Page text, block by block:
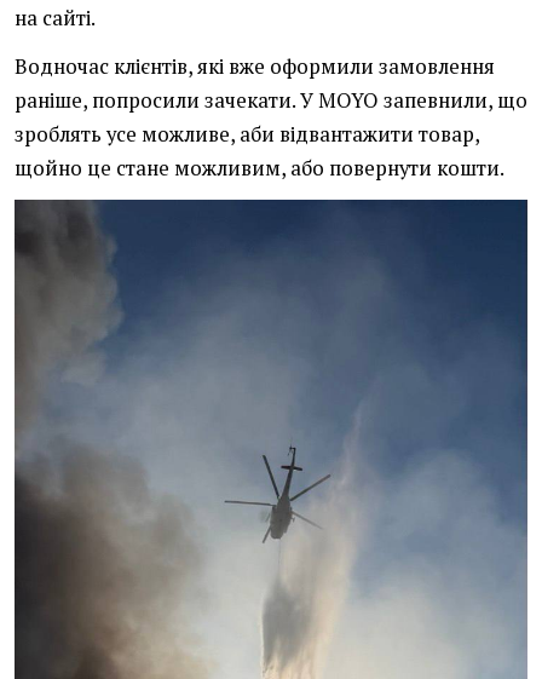
на сайті.
Водночас клієнтів, які вже оформили замовлення
раніше, попросили зачекати. У MOYO запевнили, що
зроблять усе можливе, аби відвантажити товар,
щойно це стане можливим, або повернути кошти.